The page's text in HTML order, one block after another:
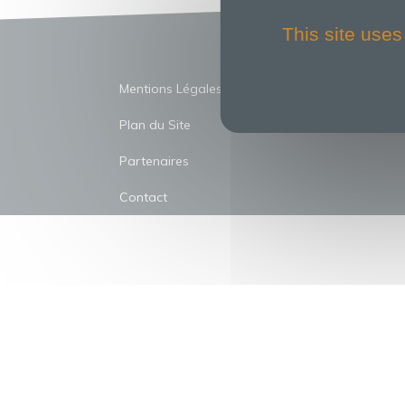
Mentions Légales
Plan du Site
Partenaires
Contact
This site